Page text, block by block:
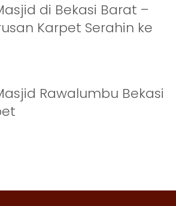
di Bekasi Barat –
Karpet Serahin ke
Rawalumbu Bekasi